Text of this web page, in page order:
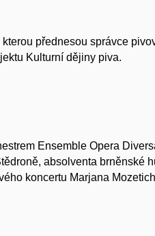
přednesou správce
Kulturní dějiny piva.
Ensemble Opera
absolventa
koncertu Marjana